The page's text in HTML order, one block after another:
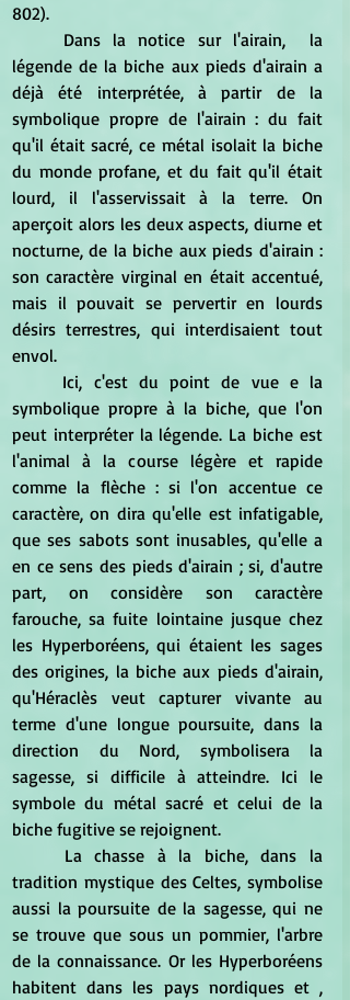
802).
légende de la biche aux pieds d'airain a
déjà été interprétée, à partir de la
symbolique propre de l'airain : du fait
qu'il était sacré, ce métal isolait la biche
du monde profane, et du fait qu'il était
lourd, il l'asservissait à la terre. On
aperçoit alors les deux aspects, diurne et
nocturne, de la biche aux pieds d'airain :
son caractère virginal en était accentué,
mais il pouvait se pervertir en lourds
désirs terrestres, qui interdisaient tout
envol.
symbolique propre à la biche, que l'on
peut interpréter la légende. La biche est
l'animal à la course légère et rapide
comme la flèche : si l'on accentue ce
caractère, on dira qu'elle est infatigable,
que ses sabots sont inusables, qu'elle a
en ce sens des pieds d'airain ; si, d'autre
part, on considère son caractère
farouche, sa fuite lointaine jusque chez
les Hyperboréens, qui étaient les sages
des origines, la biche aux pieds d'airain,
qu'Héraclès veut capturer vivante au
terme d'une longue poursuite, dans la
direction du Nord, symbolisera la
sagesse, si difficile à atteindre. Ici le
symbole du métal sacré et celui de la
biche fugitive se rejoignent.
tradition mystique des Celtes, symbolise
aussi la poursuite de la sagesse, qui ne
se trouve que sous un pommier, l'arbre
de la connaissance. Or les Hyperboréens
habitent dans les pays nordiques et ,